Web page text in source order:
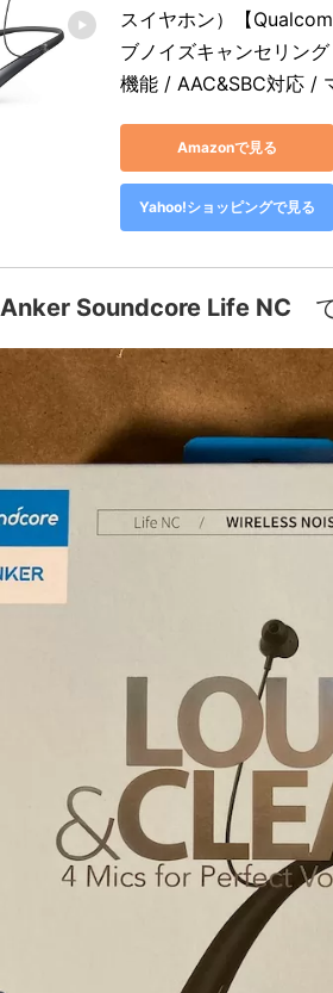
スイヤホン）【
ブノイズキャンセリン
機能 / AAC&SBC対応 /
Amazonで見る
Yahoo!ショッピングで見る
Anker Soundcore Life NC